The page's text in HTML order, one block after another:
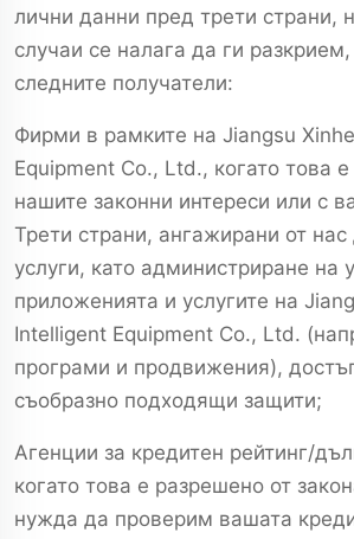
лични данни пред трети страни,
случаи се налага да ги
следните получатели:
Фирми в рамките на Jiangsu
Equipment Co., Ltd., когато това
нашите законни интереси или с
Трети страни, ангажирани от
услуги, като администриране на
приложенията и услугите на
Intelligent Equipment Co., Ltd.
програми и продвижения),
съобразно подходящи защити;
Агенции за кредитен рейтинг/
когато това е разрешено от
нужда да проверим вашата